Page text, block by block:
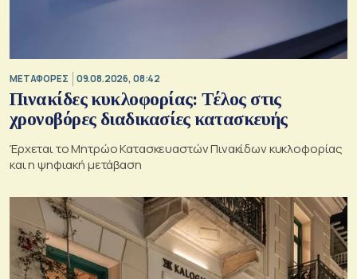
ΜΕΤΑΦΟΡΕΣ 09.08.2026, 08:42
Πινακίδες κυκλοφορίας: Τέλος στις
χρονοβόρες διαδικασίες κατασκευής
Έρχεται το Μητρώο Κατασκευαστών Πινακίδων κυκλοφορίας
και η ψηφιακή μετάβαση